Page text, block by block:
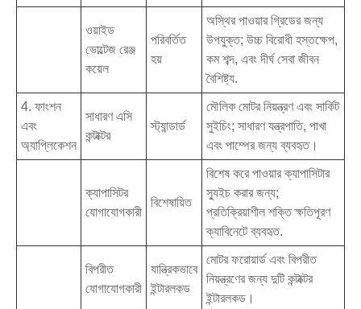
ওয়াইড
ভোল্টেজ রেঞ্জ
কয়েল
পরিবর্তিত
হয়
অস্থির পাওয়ার গ্রিডের জন্য
উপযুক্ত; উচ্চ বিরোধী হস্তক্ষেপ,
কম শব্দ, এবং দীর্ঘ সেবা জীবন
বৈশিষ্ট্য.
4. ফাংশন
এবং
অ্যাপ্লিকেশন
সাধারণ এসি
কন্টাক্টর
স্ট্যান্ডার্ড
মৌলিক মোটর নিয়ন্ত্রণ এবং সার্কিট
সুইচিং; সাধারণ যন্ত্রপাতি, পাখা
এবং পাম্পের জন্য ব্যবহৃত।
ক্যাপাসিটর
যোগাযোগকারী
বিশেষায়িত
বিশেষ করে পাওয়ার ক্যাপাসিটার
স্যুইচ করার জন্য;
প্রতিক্রিয়াশীল শক্তি ক্ষতিপূরণ
ক্যাবিনেটে ব্যবহৃত.
বিপরীত
যোগাযোগকারী
যান্ত্রিকভাবে
ইন্টারলকড
মোটর ফরোয়ার্ড এবং বিপরীত
নিয়ন্ত্রণের জন্য দুটি কন্টাক্টর
ইন্টারলকড।